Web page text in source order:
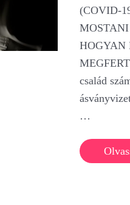
(COVID-
HOGYAN
család
…